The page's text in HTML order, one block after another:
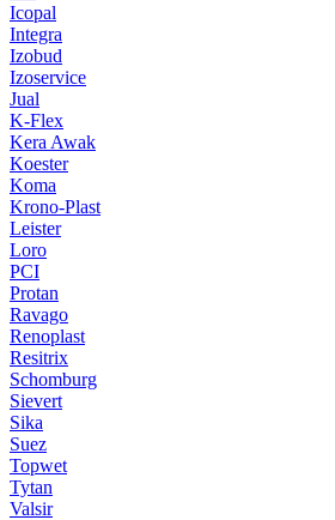
Icopal
Integra
Izobud
Izoservice
Jual
K-Flex
Kera Awak
Koester
Koma
Krono-Plast
Leister
Loro
PCI
Protan
Ravago
Renoplast
Resitrix
Schomburg
Sievert
Sika
Suez
Topwet
Tytan
Valsir